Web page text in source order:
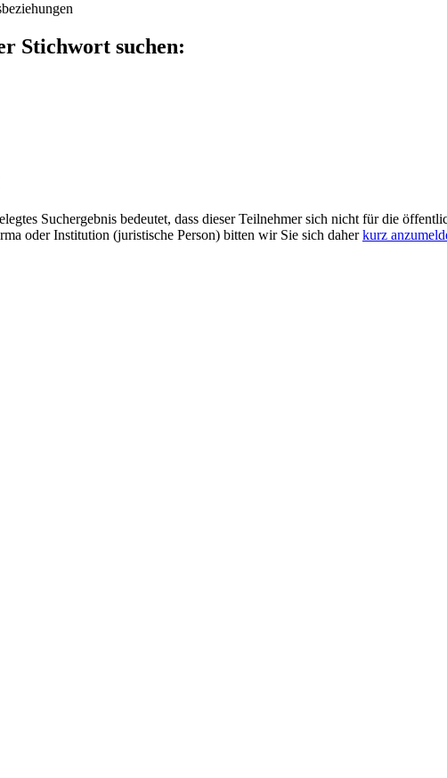
Stichwort suchen:
Suchergebnis bedeutet, dass dieser Teilnehmer sich nicht für die
oder Institution (juristische Person) bitten wir Sie sich daherkurz